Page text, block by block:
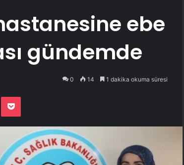
ebe
gündemde
0 14 1 dakika okuma süresi
Pocket